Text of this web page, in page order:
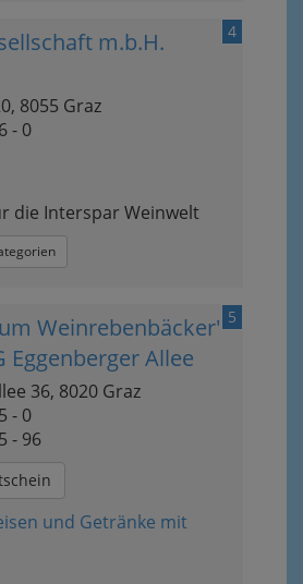
4
m.b.H.
8055 Graz
- 0
die Interspar Weinwelt
5
Weinrebenbäcker"
Eggenberger Allee
36, 8020 Graz
- 0
- 96
und Getränke mit